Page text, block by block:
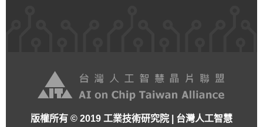
版權所有 © 2019 工業技術研究院 | 台灣人工智慧